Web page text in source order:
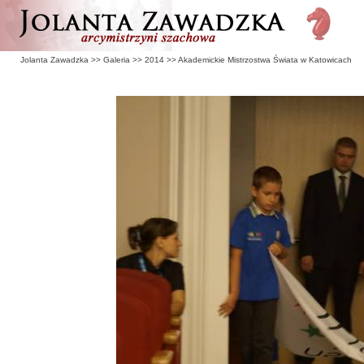
Jolanta Zawadzka >> Galeria >> 2014 >>Akademickie Mistrzostwa Świata w Katowicach